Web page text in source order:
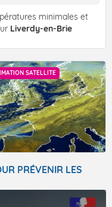
minimales et
Liverdy-en-Brie
SATELLITE
PRÉVENIR LES